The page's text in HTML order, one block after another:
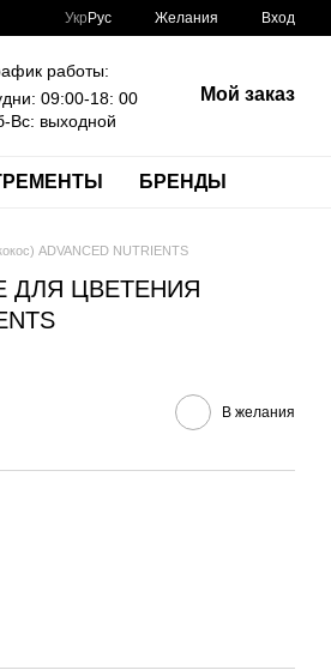
Укр Рус Желания Вход
работы:
09:00-18: 00
Вс: выходной
Мой заказ
БРЕНДЫ
ADVANCED NUTRIENTS
ДЛЯ ЦВЕТЕНИЯ
В желания